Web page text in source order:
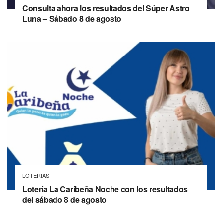
Consulta ahora los resultados del Súper Astro
Luna – Sábado 8 de agosto
LOTERIAS
Lotería La Caribeña Noche con los resultados
del sábado 8 de agosto